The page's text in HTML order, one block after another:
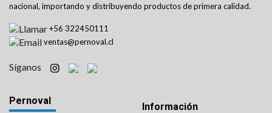
nacional, importando y distribuyendo productos de primera calidad.
+56 322450111
ventas@pernoval.cl
Síganos
Pernoval
Información